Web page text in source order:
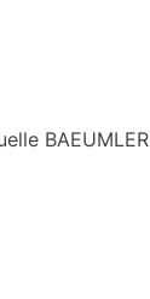
BAEUMLER